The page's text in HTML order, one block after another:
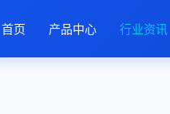
首页 产品中心 行业资讯